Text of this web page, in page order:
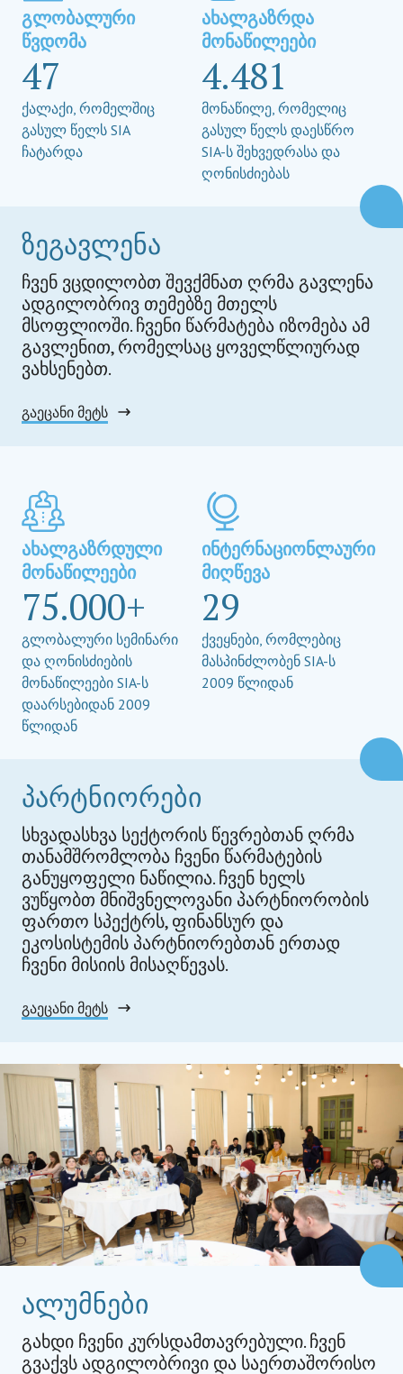
გლობალური
წვდომა
47
ქალაქი, რომელშიც
გასულ წელს SIA
ჩატარდა
ახალგაზრდა
მონაწილეები
4.481
მონაწილე, რომელიც
გასულ წელს დაესწრო
SIA-ს შეხვედრასა და
ღონისძიებას
ზეგავლენა
ჩვენ ვცდილობთ შევქმნათ ღრმა გავლენა
ადგილობრივ თემებზე მთელს
მსოფლიოში. ჩვენი წარმატება იზომება ამ
გავლენით, რომელსაც ყოველწლიურად
ვახსენებთ.
გაეცანი მეტს
ახალგაზრდული
მონაწილეები
75.000+
გლობალური სემინარი
და ღონისძიების
მონაწილეები SIA-ს
დაარსებიდან 2009
წლიდან
ინტერნაციონლაური
მიღწევა
29
ქვეყნები, რომლებიც
მასპინძლობენ SIA-ს
2009 წლიდან
პარტნიორები
სხვადასხვა სექტორის წევრებთან ღრმა
თანამშრომლობა ჩვენი წარმატების
განუყოფელი ნაწილია. ჩვენ ხელს
ვუწყობთ მნიშვნელოვანი პარტნიორობის
ფართო სპექტრს, ფინანსურ და
ეკოსისტემის პარტნიორებთან ერთად
ჩვენი მისიის მისაღწევას.
გაეცანი მეტს
ალუმნები
გახდი ჩვენი კურსდამთავრებული. ჩვენ
გვაქვს ადგილობრივი და საერთაშორისო